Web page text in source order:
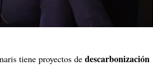
tiene proyectos de descarbonización